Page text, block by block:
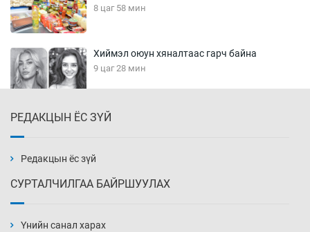
8 цаг 58 мин
Хиймэл оюун хяналтаас гарч байна
9 цаг 28 мин
9 цаг 58 мин
нэмэгджээ
РЕДАКЦЫН ЁС ЗҮЙ
Редакцын ёс зүй
СУРТАЛЧИЛГАА БАЙРШУУЛАХ
Үнийн санал харах